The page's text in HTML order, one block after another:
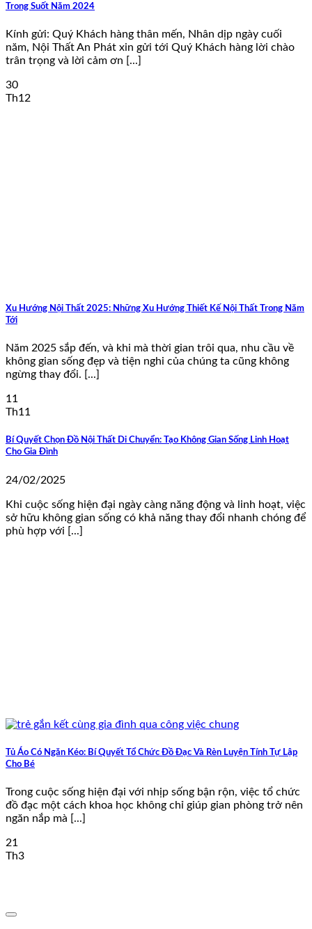
Trong Suốt Năm 2024
Kính gửi: Quý Khách hàng thân mến, Nhân dịp ngày cuối
năm, Nội Thất An Phát xin gửi tới Quý Khách hàng lời chào
trân trọng và lời cảm ơn [...]
30
Th12
Xu Hướng Nội Thất 2025: Những Xu Hướng Thiết Kế Nội Thất Trong Năm
Tới
Năm 2025 sắp đến, và khi mà thời gian trôi qua, nhu cầu về
không gian sống đẹp và tiện nghi của chúng ta cũng không
ngừng thay đổi. [...]
11
Th11
Bí Quyết Chọn Đồ Nội Thất Di Chuyển: Tạo Không Gian Sống Linh Hoạt
Cho Gia Đình
24/02/2025
Khi cuộc sống hiện đại ngày càng năng động và linh hoạt, việc
sở hữu không gian sống có khả năng thay đổi nhanh chóng để
phù hợp với [...]
Tủ Áo Có Ngăn Kéo: Bí Quyết Tổ Chức Đồ Đạc Và Rèn Luyện Tính Tự Lập
Cho Bé
Trong cuộc sống hiện đại với nhịp sống bận rộn, việc tổ chức
đồ đạc một cách khoa học không chỉ giúp gian phòng trở nên
ngăn nắp mà [...]
21
Th3